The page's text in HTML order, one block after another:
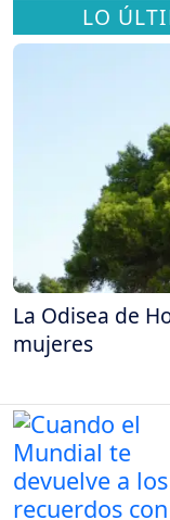
LO
La Odisea de
mujeres